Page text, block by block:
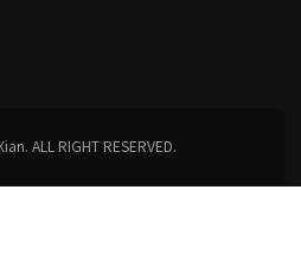
ALL RIGHT RESERVED.